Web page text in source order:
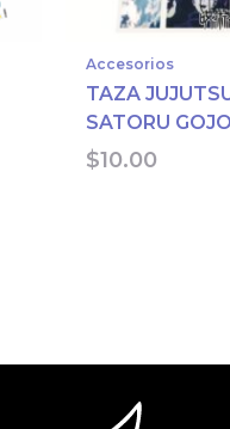
Accesorios
TAZA
SATORU GOJO
$10.00